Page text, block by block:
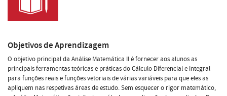
Objetivos de Aprendizagem
O objetivo principal da Análise Matemática II é fornecer aos alunos as
principais ferramentas teóricas e práticas do Cálculo Diferencial e Integral
para funções reais e funções vetoriais de várias variáveis para que eles as
apliquem nas respetivas áreas de estudo. Sem esquecer o rigor matemático,